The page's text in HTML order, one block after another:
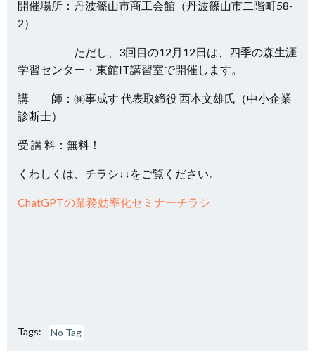
開催場所：丹波篠山市商工会館（丹波篠山市二階町58-
2）
ただし、3回目の12月12日は、四季の森生涯
学習センター・東館IT講習室で開催します。
講 師：㈱事成す 代表取締役 西本文雄氏（中小企業
診断士）
受 講 料：無料！
くわしくは、チラシ↓↓をご覧ください。
ChatGPTの業務効率化セミナーチラシ
Tags: No Tag